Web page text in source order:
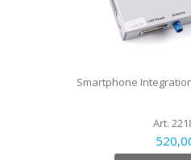
Smartphone Integration
Art.